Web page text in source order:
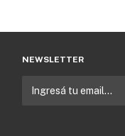
NEWSLETTER